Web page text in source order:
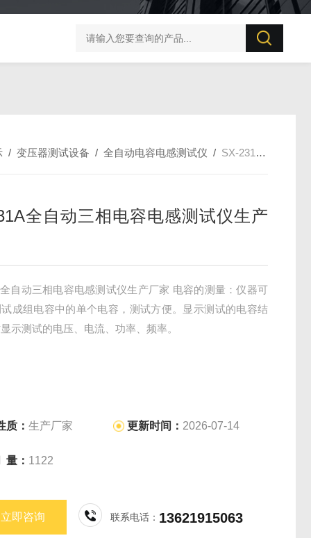
UT506B 防雷元件测试仪
/变压器测试设备 /全自动电容电感测试仪 / SX-231A全自动三相电容电感测试仪生产厂家
全自动三相电容电感测试仪生产
自动三相电容电感测试仪生产厂家 电容的测量：仪器可
成组电容中的单个电容，测试方便。显示测试的电容结
示测试的电压、电流、功率、频率。
质： 生产厂家 更新时间： 2026-07-14
： 1122
立即咨询 联系电话： 13621915063